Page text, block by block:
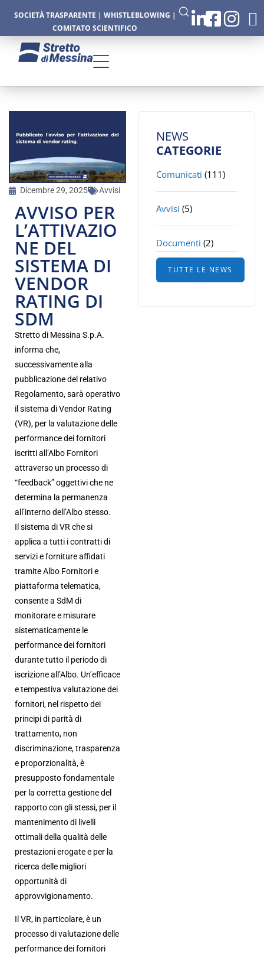
SOCIETÀ TRASPARENTE | WHISTLEBLOWING |
COMITATO SCIENTIFICO
Dicembre 29, 2025 Avvisi
AVVISO PER
L’ATTIVAZIO
NE DEL
SISTEMA DI
VENDOR
RATING DI
SDM
Stretto di Messina S.p.A.
informa che,
successivamente alla
pubblicazione del relativo
Regolamento, sarà operativo
il sistema di Vendor Rating
(VR), per la valutazione delle
performance dei fornitori
iscritti all’Albo Fornitori
attraverso un processo di
“feedback” oggettivi che ne
determina la permanenza
all’interno dell’Albo stesso.
Il sistema di VR che si
applica a tutti i contratti di
servizi e forniture affidati
tramite Albo Fornitori e
piattaforma telematica,
consente a SdM di
monitorare e misurare
sistematicamente le
performance dei fornitori
durante tutto il periodo di
iscrizione all’Albo. Un’efficace
e tempestiva valutazione dei
fornitori, nel rispetto dei
principi di parità di
trattamento, non
discriminazione, trasparenza
e proporzionalità, è
presupposto fondamentale
per la corretta gestione del
rapporto con gli stessi, per il
mantenimento di livelli
ottimali della qualità delle
prestazioni erogate e per la
ricerca delle migliori
opportunità di
approvvigionamento.
Il VR, in particolare, è un
processo di valutazione delle
performance dei fornitori
NEWS
CATEGORIE
Comunicati (111)
Avvisi (5)
Documenti (2)
TUTTE LE NEWS